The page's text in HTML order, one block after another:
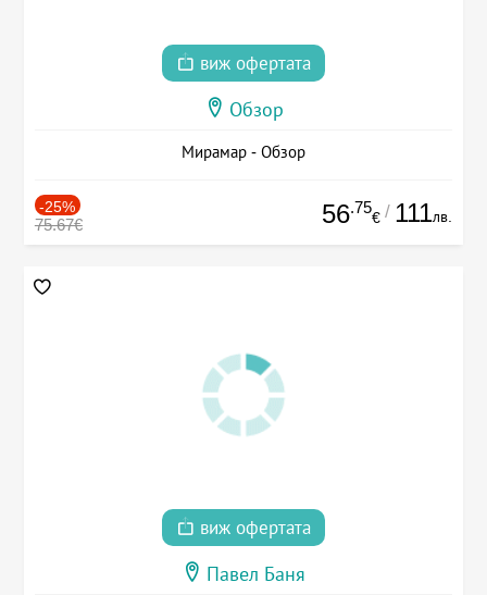
виж офертата
Обзор
Мирамар - Обзор
-25%
75.67€ 56.75
€ / 111лв.
виж офертата
Павел Баня